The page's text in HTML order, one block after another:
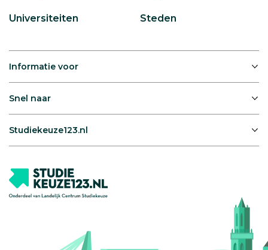
Universiteiten Steden
Informatie voor
Snel naar
Studiekeuze123.nl